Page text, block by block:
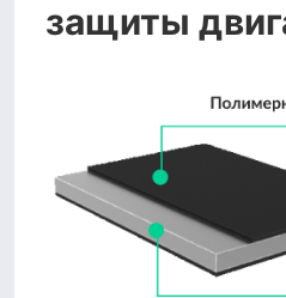
защиты